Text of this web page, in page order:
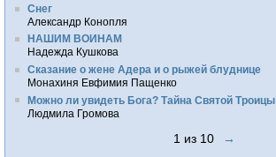
Снег
Александр Конопля
НАШИМ ВОИНАМ
Надежда Кушкова
Сказание о жене Адера и о рыжей блуднице
Монахиня Евфимия Пащенко
Можно ли увидеть Бога? Тайна Святой Троицы
Людмила Громова
1 из 10 →